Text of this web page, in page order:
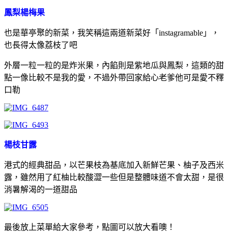
鳳梨楊梅果
也是華亭聚的新菜，我笑稱這兩道新菜好「instagramable」，
也長得太像荔枝了吧
外層一粒一粒的是炸米果，內餡則是紫地瓜與鳳梨，這類的甜
點一像比較不是我的愛，不過外帶回家給心老爹他可是愛不釋
口勒
楊枝甘露
港式的經典甜品，以芒果枝為基底加入新鮮芒果、柚子及西米
露，雖然用了紅柚比較酸澀一些但是整體味道不會太甜，是很
消暑解渴的一道甜品
最後放上菜單給大家參考，點圖可以放大看噢！